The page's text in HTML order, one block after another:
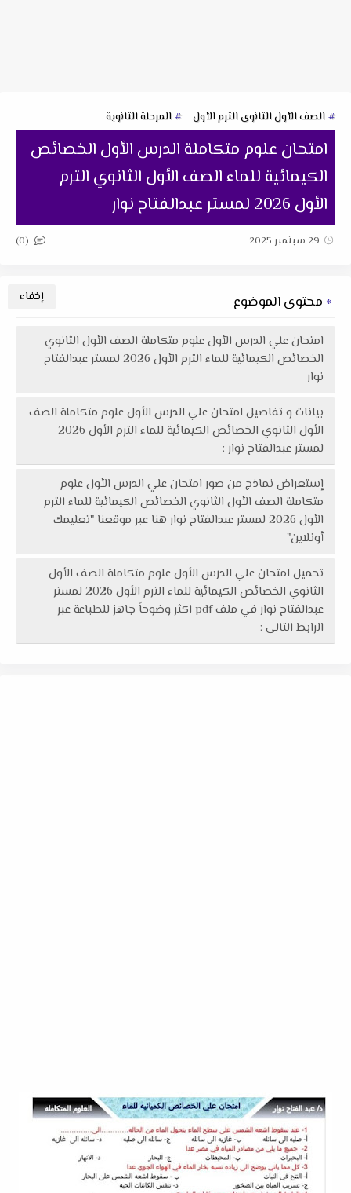
الصف الأول الثانوى الترم الأول المرحلة الثانوية
امتحان علوم متكاملة الدرس الأول الخصائص
الكيمائية للماء الصف الأول الثانوي الترم
الأول 2026 لمستر عبدالفتاح نوار
29 سبتمبر 2025 (0)
محتوى الموضوع
امتحان علي الدرس الأول علوم متكاملة الصف الأول الثانوي
الخصائص الكيمائية للماء الترم الأول 2026 لمستر عبدالفتاح
نوار
بيانات و تفاصيل امتحان علي الدرس الأول علوم متكاملة الصف
الأول الثانوي الخصائص الكيمائية للماء الترم الأول 2026
لمستر عبدالفتاح نوار :
إستعراض نماذج من صور امتحان علي الدرس الأول علوم
متكاملة الصف الأول الثانوي الخصائص الكيمائية للماء الترم
الأول 2026 لمستر عبدالفتاح نوار هنا عبر موقعنا "تعليمك
أونلاين"
تحميل امتحان علي الدرس الأول علوم متكاملة الصف الأول
الثانوي الخصائص الكيمائية للماء الترم الأول 2026 لمستر
عبدالفتاح نوار في ملف pdf اكثر وضوحاً جاهز للطباعة عبر
الرابط التالى :